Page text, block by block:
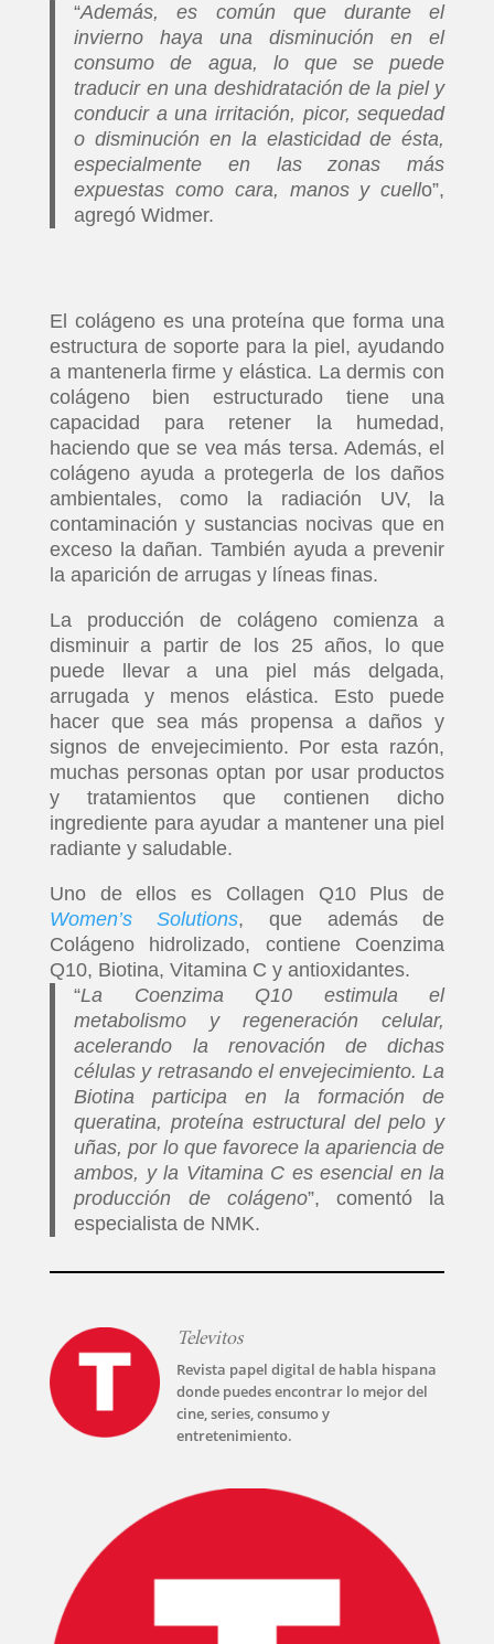
“Además, es común que durante el
invierno haya una disminución en el
consumo de agua, lo que se puede
traducir en una deshidratación de la piel y
conducir a una irritación, picor, sequedad
o disminución en la elasticidad de ésta,
especialmente en las zonas más
expuestas como cara, manos y cuello”,
agregó Widmer.
El colágeno es una proteína que forma una
estructura de soporte para la piel, ayudando
a mantenerla firme y elástica. La dermis con
colágeno bien estructurado tiene una
capacidad para retener la humedad,
haciendo que se vea más tersa. Además, el
colágeno ayuda a protegerla de los daños
ambientales, como la radiación UV, la
contaminación y sustancias nocivas que en
exceso la dañan. También ayuda a prevenir
la aparición de arrugas y líneas finas.
La producción de colágeno comienza a
disminuir a partir de los 25 años, lo que
puede llevar a una piel más delgada,
arrugada y menos elástica. Esto puede
hacer que sea más propensa a daños y
signos de envejecimiento. Por esta razón,
muchas personas optan por usar productos
y tratamientos que contienen dicho
ingrediente para ayudar a mantener una piel
radiante y saludable.
Uno de ellos es Collagen Q10 Plus de
Women’s Solutions, que además de
Colágeno hidrolizado, contiene Coenzima
Q10, Biotina, Vitamina C y antioxidantes.
“La Coenzima Q10 estimula el
metabolismo y regeneración celular,
acelerando la renovación de dichas
células y retrasando el envejecimiento. La
Biotina participa en la formación de
queratina, proteína estructural del pelo y
uñas, por lo que favorece la apariencia de
ambos, y la Vitamina C es esencial en la
producción de colágeno”, comentó la
especialista de NMK.
Televitos
Revista papel digital de habla hispana
donde puedes encontrar lo mejor del
cine, series, consumo y
entretenimiento.